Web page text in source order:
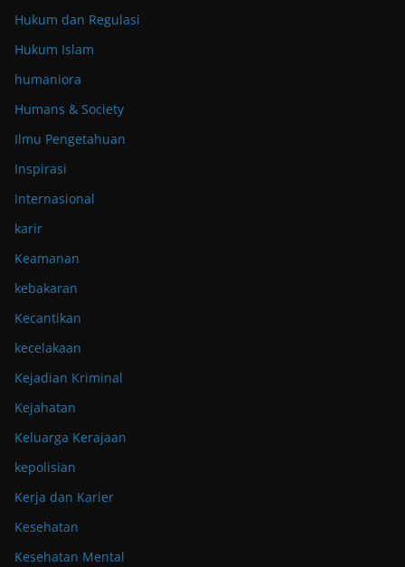
Hukum dan Regulasi
Hukum Islam
humaniora
Humans & Society
Ilmu Pengetahuan
Inspirasi
Internasional
karir
Keamanan
kebakaran
Kecantikan
kecelakaan
Kejadian Kriminal
Kejahatan
Keluarga Kerajaan
kepolisian
Kerja dan Karier
Kesehatan
Kesehatan Mental